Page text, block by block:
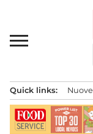
contenuto
principale
Quick links: